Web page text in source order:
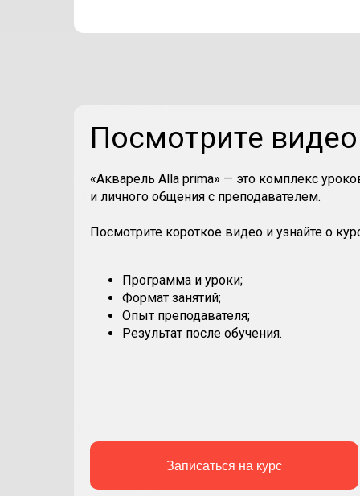
Посмотрите
«Акварель Alla prima» — это комплекс
и личного общения с преподавателем.
Посмотрите короткое видео и узнайте о
Программа и уроки;
Формат занятий;
Опыт преподавателя;
Результат после обучения.
Записаться на курс